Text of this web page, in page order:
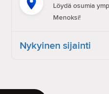
Löydä osumia
Menoksi!
Nykyinen sijainti